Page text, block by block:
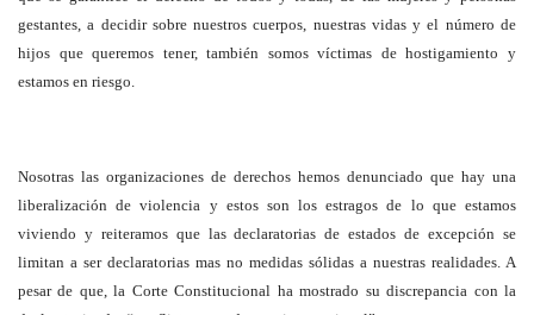
gestantes, a decidir sobre nuestros cuerpos, nuestras vidas y el número de
hijos que queremos tener, también somos víctimas de hostigamiento y
estamos en riesgo.
Nosotras las organizaciones de derechos hemos denunciado que hay una
liberalización de violencia y estos son los estragos de lo que estamos
viviendo y reiteramos que las declaratorias de estados de excepción se
limitan a ser declaratorias mas no medidas sólidas a nuestras realidades. A
pesar de que, la Corte Constitucional ha mostrado su discrepancia con la